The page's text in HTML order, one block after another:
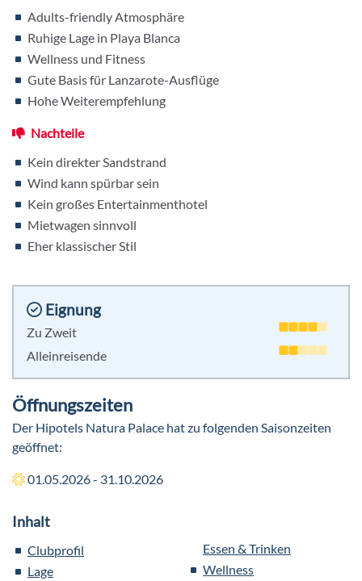
Inhalt
Clubprofil
Lage
Essen & Trinken
Wellness
Eignung
Zu Zweit
Alleinreisende
Öffnungszeiten
Der Hipotels Natura Palace hat zu folgenden Saisonzeiten
geöffnet:
01.05.2026 - 31.10.2026
Adults-friendly Atmosphäre
Ruhige Lage in Playa Blanca
Wellness und Fitness
Gute Basis für Lanzarote-Ausflüge
Hohe Weiterempfehlung
Nachteile
Kein direkter Sandstrand
Wind kann spürbar sein
Kein großes Entertainmenthotel
Mietwagen sinnvoll
Eher klassischer Stil